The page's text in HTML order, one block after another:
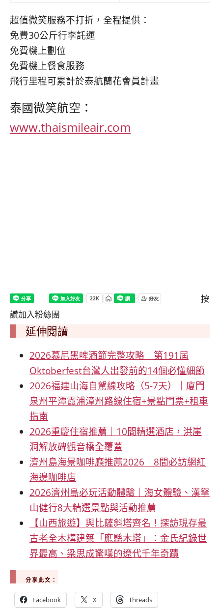
超值微笑服務不打折，全程提供：
免費30公斤行李託運
免費機上劃位
免費機上餐食服務
飛行里程可累計於泰航蘭花會員計畫
泰國微笑航空：
www.thaismileair.com
按
讚加入粉絲團
延伸閱讀
2026慕尼黑啤酒節完整攻略｜第191屆
Oktoberfest台灣人出發前的14個必懂細節
2026福建山海自駕線攻略（5-7天）｜廈門
泉州平潭霞浦漳州路線住宿+景點門票+租車
指南
2026重慶住宿推薦｜10間精選酒店，洪崖
洞解放碑觀音橋全覆蓋
濟州島海景咖啡廳推薦2026｜8間必訪網紅
海邊咖啡店
2026濟州島必玩活動體驗｜海女體驗、漢拏
山健行8大精選景點與活動推薦
【山西旅遊】與比薩斜塔齊名！探訪現存最
古老全木構建築「應縣木塔」：金氏紀錄世
界最高、梁思成驚嘆的遼代千年奇蹟
分享此文：
Facebook X Threads